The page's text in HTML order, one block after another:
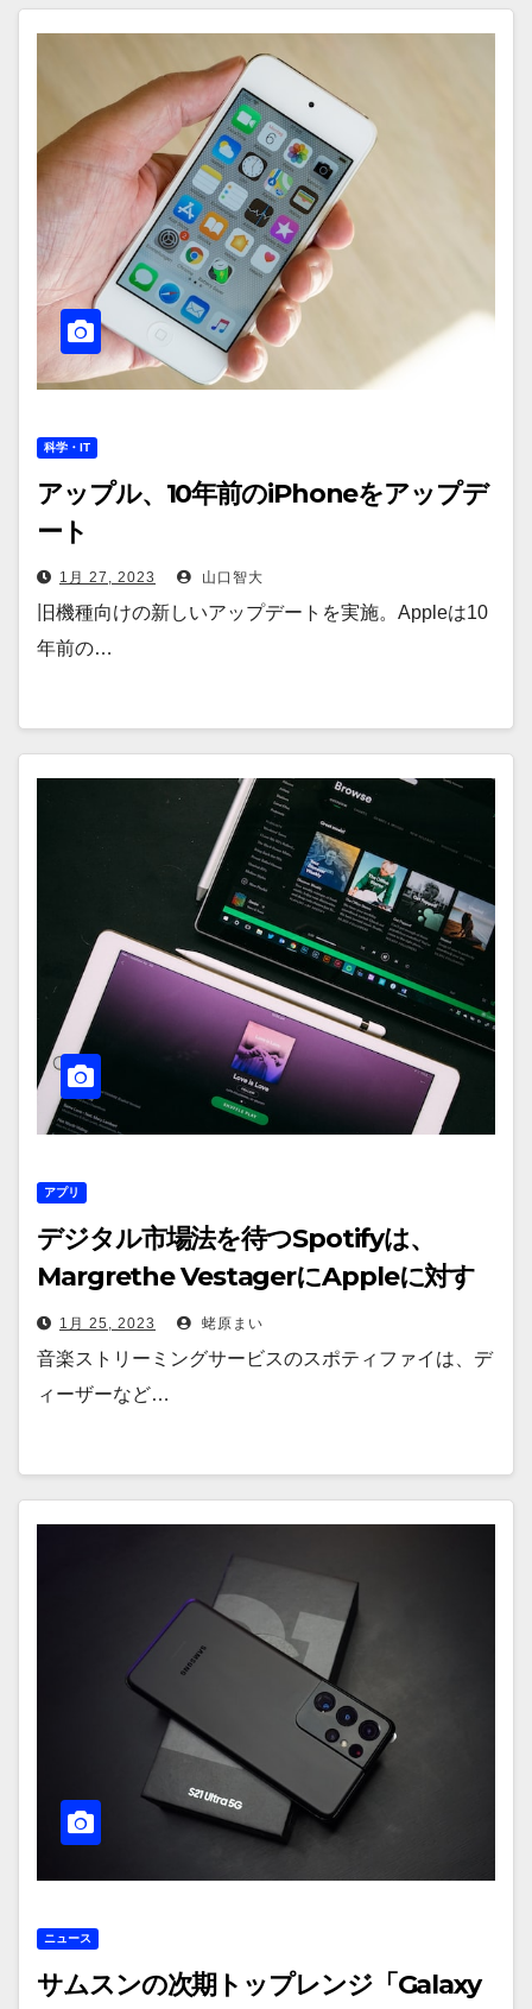
科学・IT
アップル、10年前のiPhoneをアップデ
ート
1月 27, 2023 山口智大
旧機種向けの新しいアップデートを実施。Appleは10
年前の…
アプリ
デジタル市場法を待つSpotifyは、
Margrethe VestagerにAppleに対す
る措置を求める書簡を送る
1月 25, 2023 蛯原まい
音楽ストリーミングサービスのスポティファイは、デ
ィーザーなど…
ニュース
サムスンの次期トップレンジ「Galaxy